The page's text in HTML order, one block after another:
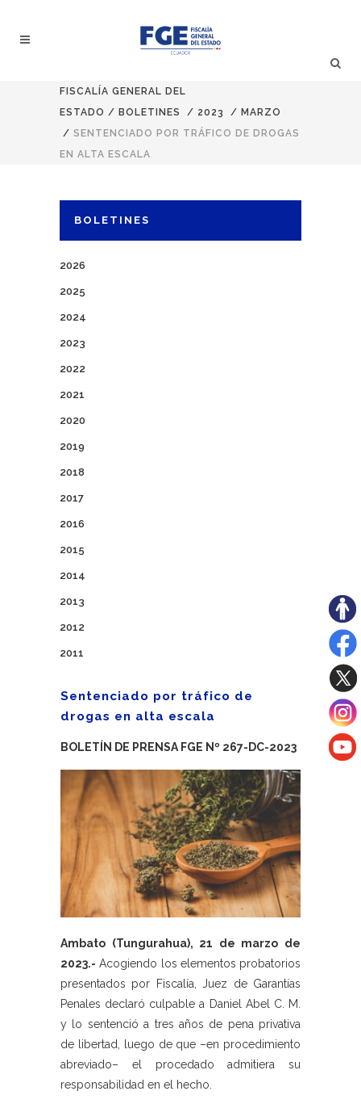
FISCALÍA GENERAL DEL
ESTADO / BOLETINES / 2023 / MARZO
/ SENTENCIADO POR TRÁFICO DE DROGAS
EN ALTA ESCALA
BOLETINES
2026
2025
2024
2023
2022
2021
2020
2019
2018
2017
2016
2015
2014
2013
2012
2011
Sentenciado por tráfico de
drogas en alta escala
BOLETÍN DE PRENSA FGE Nº 267-DC-2023
Ambato (Tungurahua), 21 de marzo de
2023.- Acogiendo los elementos probatorios
presentados por Fiscalía, Juez de Garantías
Penales declaró culpable a Daniel Abel C. M.
y lo sentenció a tres años de pena privativa
de libertad, luego de que –en procedimiento
abreviado– el procedado admitiera su
responsabilidad en el hecho.